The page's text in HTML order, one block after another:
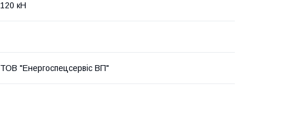
120 кН
ТОВ "Енергоспецсервіс ВП"